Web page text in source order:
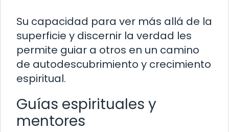
Su capacidad para ver más allá de la
superficie y discernir la verdad les
permite guiar a otros en un camino
de autodescubrimiento y crecimiento
espiritual.
Guías espirituales y
mentores